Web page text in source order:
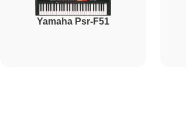
Ремонт стоковых потенциометров
Yamaha Psr-F51